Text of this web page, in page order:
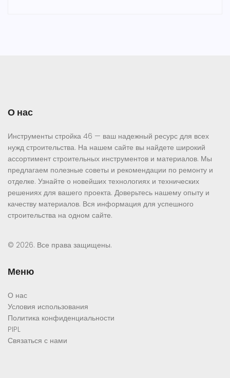
О нас
Инструменты стройка 46 — ваш надежный ресурс для всех
нужд строительства. На нашем сайте вы найдете широкий
ассортимент строительных инструментов и материалов. Мы
предлагаем полезные советы и рекомендации по ремонту и
отделке. Узнайте о новейших технологиях и технических
решениях для вашего проекта. Доверьтесь нашему опыту и
качеству материалов. Вся информация для успешного
строительства на одном сайте.
© 2026. Все права защищены.
Меню
О нас
Условия использования
Политика конфиденциальности
PIPL
Связаться с нами